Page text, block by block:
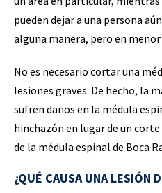
pueden dejar a una persona
alguna manera, pero en menor
No es necesario cortar una
lesiones graves. De hecho, la
sufren daños en la médula
hinchazón en lugar de un
de la médula espinal de Boca
¿QUÉ CAUSA UNA LESIÓN